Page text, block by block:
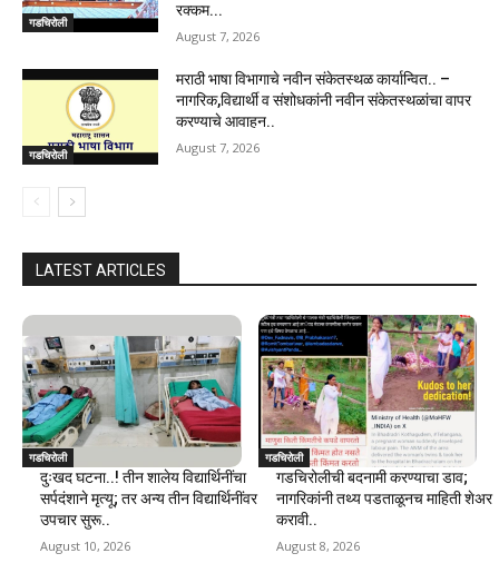
गडचिरोली
रक्कम...
August 7, 2026
गडचिरोली
मराठी भाषा विभागाचे नवीन संकेतस्थळ कार्यान्वित.. –
नागरिक,विद्यार्थी व संशोधकांनी नवीन संकेतस्थळांचा वापर
करण्याचे आवाहन..
August 7, 2026
LATEST ARTICLES
गडचिरोली
दुःखद घटना..! तीन शालेय विद्यार्थिनींचा
सर्पदंशाने मृत्यू; तर अन्य तीन विद्यार्थिनींवर
उपचार सुरू..
August 10, 2026
गडचिरोली
गडचिरोलीची बदनामी करण्याचा डाव;
नागरिकांनी तथ्य पडताळूनच माहिती शेअर
करावी..
August 8, 2026